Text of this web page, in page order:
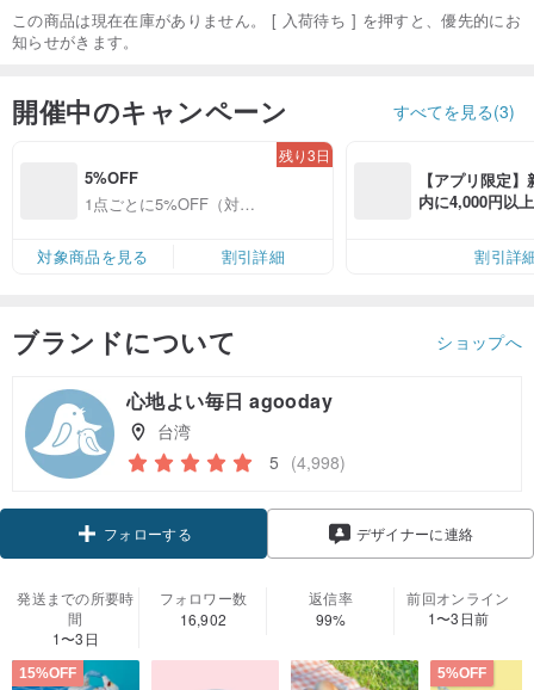
この商品は現在在庫がありません。 [ 入荷待ち ] を押すと、優先的にお
知らせがきます。
開催中のキャンペーン すべてを見る(3)
5%OFF
1点ごとに5%OFF（対象
残り3日
対象商品を見る 割引詳細
【アプリ限定
内に4,000円以
割引詳
ブランドについて ショップへ
心地よい毎日 agooday
台湾
5 (4,998)
フォローする デザイナーに連絡
発送までの所要時
間
1〜3日
フォロワー数
16,902
返信率
99%
前回オンライン
1〜3日前
15%OFF 5%OFF